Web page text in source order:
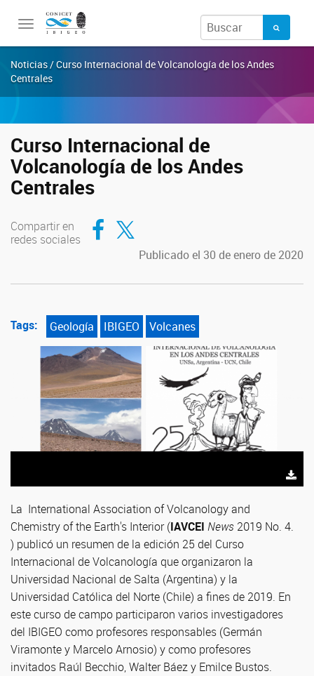
Toggle
Noticias / Curso Internacional de Volcanología de los Andes
Centrales
Curso Internacional de
Volcanología de los Andes
Centrales
Compartir en
redes sociales
Compartir en Facebook
Compartir en Twitter
Publicado el 30 de enero de 2020
Tags: Geología IBIGEO Volcanes
La International Association of Volcanology and
Chemistry of the Earth's Interior (IAVCEI News 2019 No. 4.
) publicó un resumen de la edición 25 del Curso
Internacional de Volcanología que organizaron la
Universidad Nacional de Salta (Argentina) y la
Universidad Católica del Norte (Chile) a fines de 2019. En
este curso de campo participaron varios investigadores
del IBIGEO como profesores responsables (Germán
Viramonte y Marcelo Arnosio) y como profesores
invitados Raúl Becchio, Walter Báez y Emilce Bustos.